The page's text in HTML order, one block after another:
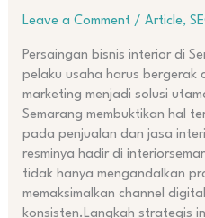
Leave a Comment / Article,
Persaingan bisnis interior di
pelaku usaha harus
marketing menjadi solusi
Semarang membuktikan hal
pada penjualan dan jasa
resminya hadir di
tidak hanya mengandalkan
memaksimalkan channel
konsisten.Langkah strategis